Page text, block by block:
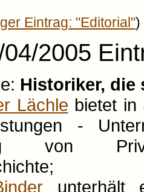
Eintrag: "Editorial")
04/2005
Historiker, die
Lächle bietet in
-
von
unterhält